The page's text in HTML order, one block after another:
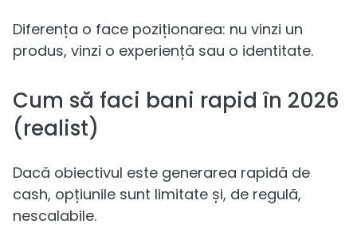
Diferența o face poziționarea: nu vinzi un
produs, vinzi o experiență sau o identitate.
Cum să faci bani rapid în 2026
(realist)
Dacă obiectivul este generarea rapidă de
cash, opțiunile sunt limitate și, de regulă,
nescalabile.